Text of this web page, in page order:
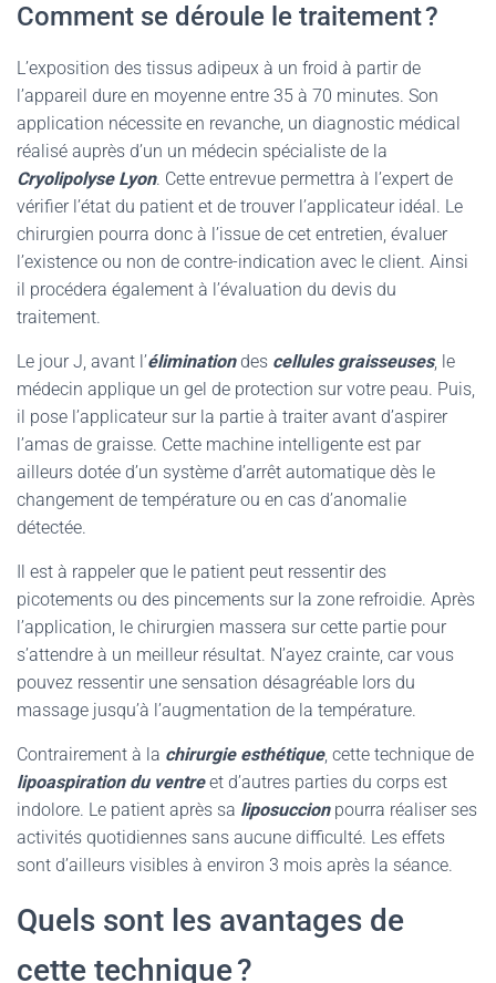
Comment se déroule le traitement ?
L’exposition des tissus adipeux à un froid à partir de
l’appareil dure en moyenne entre 35 à 70 minutes. Son
application nécessite en revanche, un diagnostic médical
réalisé auprès d’un un médecin spécialiste de la
Cryolipolyse Lyon. Cette entrevue permettra à l’expert de
vérifier l’état du patient et de trouver l’applicateur idéal. Le
chirurgien pourra donc à l’issue de cet entretien, évaluer
l’existence ou non de contre-indication avec le client. Ainsi
il procédera également à l’évaluation du devis du
traitement.
Le jour J, avant l’éliminationdes cellules graisseuses, le
médecin applique un gel de protection sur votre peau. Puis,
il pose l’applicateur sur la partie à traiter avant d’aspirer
l’amas de graisse. Cette machine intelligente est par
ailleurs dotée d’un système d’arrêt automatique dès le
changement de température ou en cas d’anomalie
détectée.
Il est à rappeler que le patient peut ressentir des
picotements ou des pincements sur la zone refroidie. Après
l’application, le chirurgien massera sur cette partie pour
s’attendre à un meilleur résultat. N’ayez crainte, car vous
pouvez ressentir une sensation désagréable lors du
massage jusqu’à l’augmentation de la température.
Contrairement à la chirurgie esthétique, cette technique de
lipoaspiration du ventreet d’autres parties du corps est
indolore. Le patient après sa liposuccion pourra réaliser ses
activités quotidiennes sans aucune difficulté. Les effets
sont d’ailleurs visibles à environ 3 mois après la séance.
Quels sont les avantages de
cette technique ?